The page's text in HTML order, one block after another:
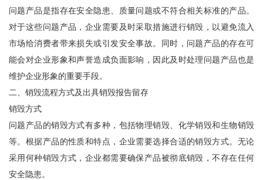
问题产品是指存在安全隐患、质量问题或不符合相关标准的产品。
对于这些问题产品，企业需要及时采取措施进行销毁，以避免流入
市场给消费者带来损失或引发安全事故。同时，问题产品的存在可
能会对企业形象和声誉造成负面影响，因此及时处理问题产品也是
维护企业形象的重要手段。
二、销毁流程方式及出具销毁报告留存
销毁方式
问题产品的销毁方式有多种，包括物理销毁、化学销毁和生物销毁
等。根据产品的性质和特点，企业需要选择合适的销毁方式。无论
采用何种销毁方式，企业都需要确保产品被彻底销毁，不存在任何
安全隐患。